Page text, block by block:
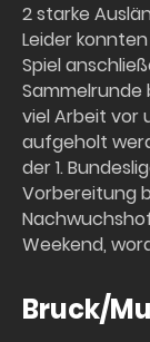
2 starke
Leider
Spiel
Sammelrunde
viel Arbeit vor
aufgeholt
der 1.
Vorbereitung
Weekend,
Bruck/